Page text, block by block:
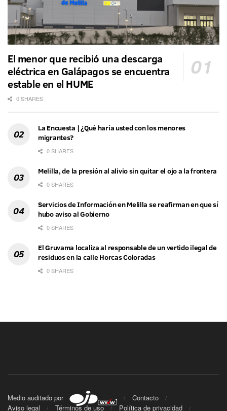
El menor que recibió una descarga
eléctrica en Galápagos se encuentra
estable en el HUME
0 SHARES
La Encuesta | ¿Qué haría usted con los menores
migrantes?
0 SHARES
Melilla, de la presión al alivio sin quitar el ojo a la frontera
0 SHARES
Servicios de Información en Melilla se reafirman en que sí
hubo aviso al Gobierno
0 SHARES
El Gruvama localiza al responsable de un vertido ilegal de
residuos en la calle Horcas Coloradas
0 SHARES
Medio auditado por
Contacto
Aviso legal
Términos de uso Política de privacidad